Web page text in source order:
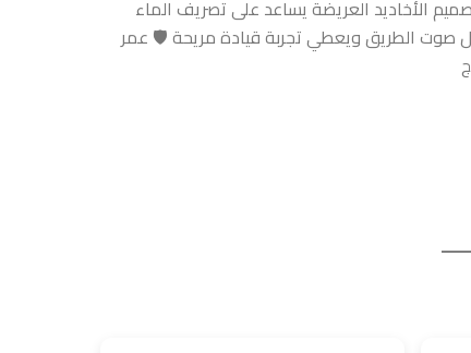
الأخاديد العريضة يساعد على تصريف الماء
صوت الطريق ويعطي تجربة قيادة مريحة 🛡️ عمر